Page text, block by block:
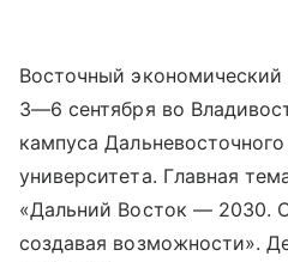
Восточный
3—6 сентября во
кампуса
университета. Главная
«Дальний Восток — 2030.
создавая возможности».